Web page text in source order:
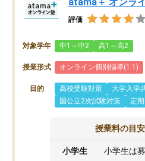
評価
対象学年 中1～中2 高1～高2
授業形式 オンライン個別指導(1:1)
目的 高校受験対策
大学入学
国公立2次試験対策
定
授業料の目安
小学生 小学生は